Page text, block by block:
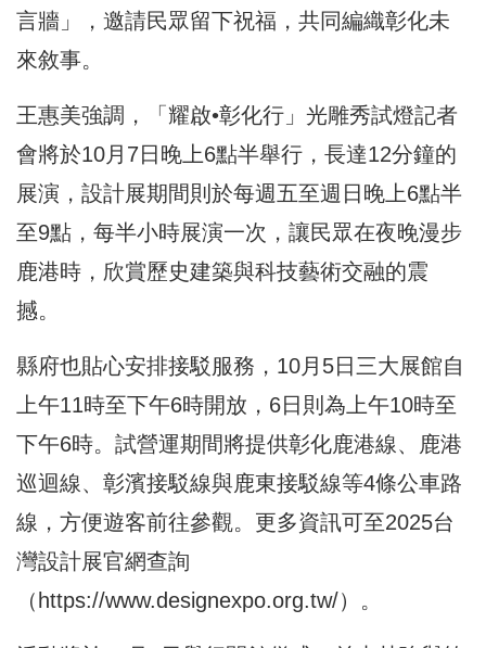
言牆」，邀請民眾留下祝福，共同編織彰化未
來敘事。
王惠美強調，「耀啟•彰化行」光雕秀試燈記者
會將於10月7日晚上6點半舉行，長達12分鐘的
展演，設計展期間則於每週五至週日晚上6點半
至9點，每半小時展演一次，讓民眾在夜晚漫步
鹿港時，欣賞歷史建築與科技藝術交融的震
撼。
縣府也貼心安排接駁服務，10月5日三大展館自
上午11時至下午6時開放，6日則為上午10時至
下午6時。試營運期間將提供彰化鹿港線、鹿港
巡迴線、彰濱接駁線與鹿東接駁線等4條公車路
線，方便遊客前往參觀。更多資訊可至2025台
灣設計展官網查詢
（ https://www.designexpo.org.tw/）。